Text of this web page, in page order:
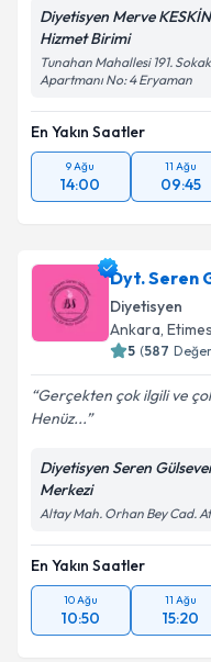
Diyetisyen Merve
Hizmet Birimi
Tunahan Mahallesi 191.
Apartmanı No: 4 Eryaman
En Yakın Saatler
9 Ağu
14:00
11 Ağu
09:45
Dyt. Seren
Diyetisyen
Ankara,
(
Gerçekten çok ilgili ve
Henüz...
Diyetisyen Seren
Merkezi
Altay Mah. Orhan Bey Cad.
En Yakın Saatler
10 Ağu
10:50
11 Ağu
15:20